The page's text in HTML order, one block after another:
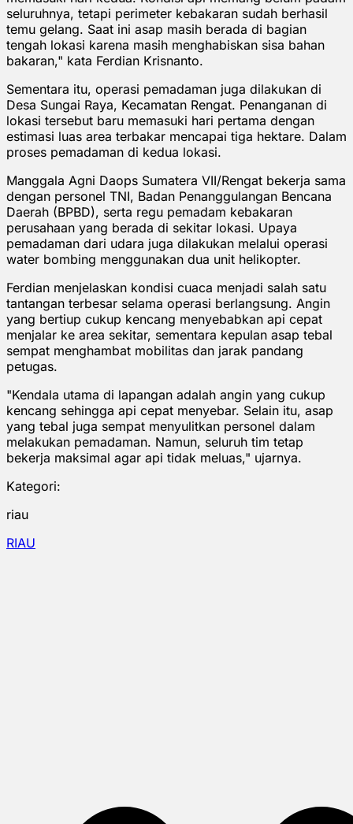
seluruhnya, tetapi perimeter kebakaran sudah berhasil
temu gelang. Saat ini asap masih berada di bagian
tengah lokasi karena masih menghabiskan sisa bahan
bakaran," kata Ferdian Krisnanto.
Sementara itu, operasi pemadaman juga dilakukan di
Desa Sungai Raya, Kecamatan Rengat. Penanganan di
lokasi tersebut baru memasuki hari pertama dengan
estimasi luas area terbakar mencapai tiga hektare. Dalam
proses pemadaman di kedua lokasi.
Manggala Agni Daops Sumatera VII/Rengat bekerja sama
dengan personel TNI, Badan Penanggulangan Bencana
Daerah (BPBD), serta regu pemadam kebakaran
perusahaan yang berada di sekitar lokasi. Upaya
pemadaman dari udara juga dilakukan melalui operasi
water bombing menggunakan dua unit helikopter.
Ferdian menjelaskan kondisi cuaca menjadi salah satu
tantangan terbesar selama operasi berlangsung. Angin
yang bertiup cukup kencang menyebabkan api cepat
menjalar ke area sekitar, sementara kepulan asap tebal
sempat menghambat mobilitas dan jarak pandang
petugas.
"Kendala utama di lapangan adalah angin yang cukup
kencang sehingga api cepat menyebar. Selain itu, asap
yang tebal juga sempat menyulitkan personel dalam
melakukan pemadaman. Namun, seluruh tim tetap
bekerja maksimal agar api tidak meluas," ujarnya.
Kategori:
riau
RIAU